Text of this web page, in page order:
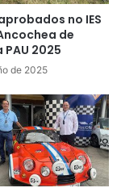
no IES
de
PAU 2025
de 2025